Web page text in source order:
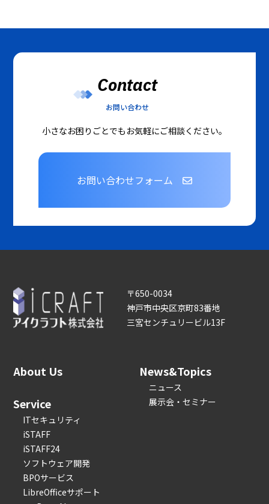
Contact
お問い合わせ
小さなお困りごとでもお気軽にご相談ください。
お問い合わせフォーム
〒650-0034
神戸市中央区京町83番地
三宮センチュリービル13F
About Us
Service
ITセキュリティ
iSTAFF
iSTAFF24
ソフトウェア開発
BPOサービス
LibreOfficeサポート
News&Topics
ニュース
展示会・セミナー